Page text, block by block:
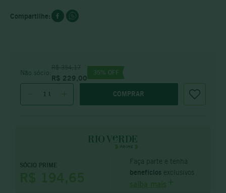
Não sócio:
R$ 229,00
35 % OFF
COMPRAR
SÓCIO PRIME Faça parte e tenha
benefícios exclusivos